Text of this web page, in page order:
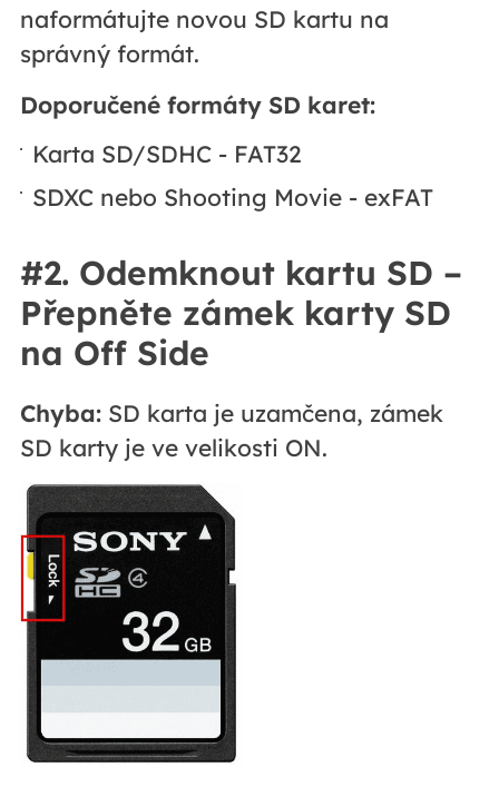
naformátujte novou SD kartu na
správný formát.
Doporučené formáty SD karet:
Karta SD/SDHC - FAT32
SDXC nebo Shooting Movie - exFAT
#2. Odemknout kartu SD –
Přepněte zámek karty SD
na Off Side
Chyba:SD karta je uzamčena, zámek
SD karty je ve velikosti ON.